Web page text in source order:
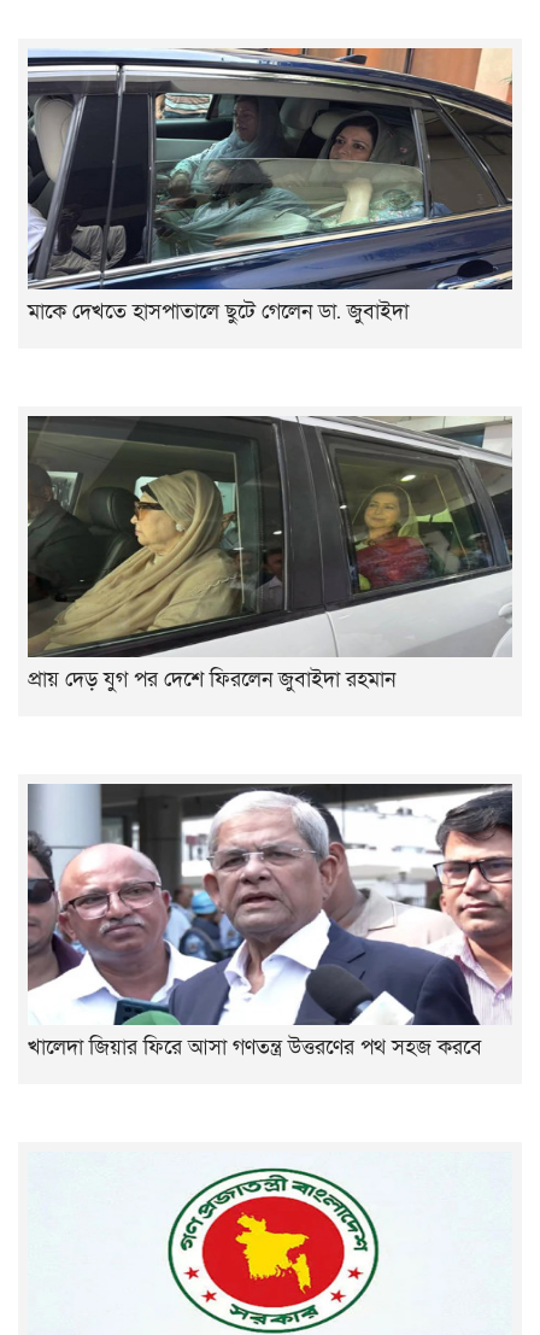
মাকে দেখতে হাসপাতালে ছুটে গেলেন ডা. জুবাইদা
প্রায় দেড় যুগ পর দেশে ফিরলেন জুবাইদা রহমান
খালেদা জিয়ার ফিরে আসা গণতন্ত্র উত্তরণের পথ সহজ করবে